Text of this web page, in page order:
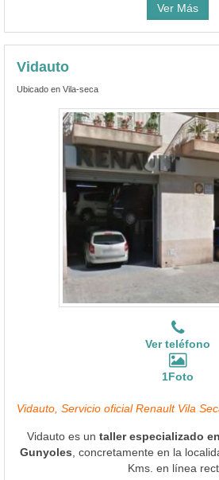
Ver Más
Vidauto
Ubicado en Vila-seca
Ver teléfono
1Foto
Vidauto, Servicio oficial Renault Vila
Vidauto es un taller especializado
Gunyoles , concretamente en la
Kms. en línea